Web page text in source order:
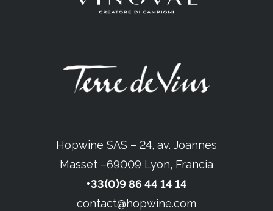
Hopwine SAS – 24, av. Joannes
Masset –69009 Lyon, Francia
+33(0)9 86 44 14 14
contact@hopwine.com